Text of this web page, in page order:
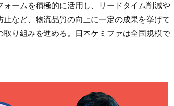
ームを積極的に活用し、リードタイム削減や
など、物流品質の向上に一定の成果を挙げて
り組みを進める。日本ケミファは全国規模で